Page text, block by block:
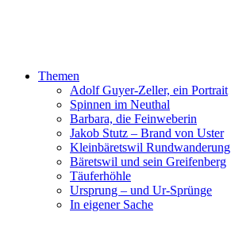
Themen
Adolf Guyer-Zeller, ein Portrait
Spinnen im Neuthal
Barbara, die Feinweberin
Jakob Stutz – Brand von Uster
Kleinbäretswil Rundwanderung
Bäretswil und sein Greifenberg
Täuferhöhle
Ursprung – und Ur-Sprünge
In eigener Sache